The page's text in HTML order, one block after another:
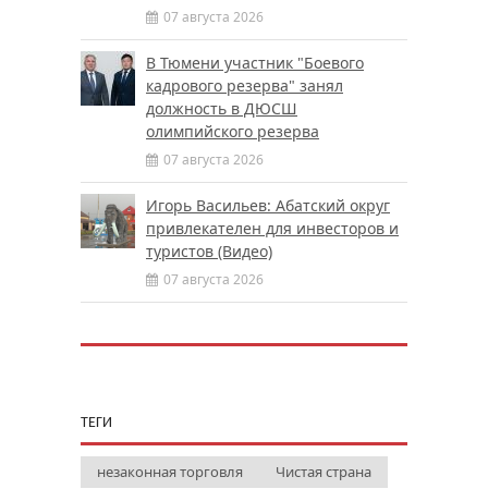
07 августа 2026
В Тюмени участник "Боевого
кадрового резерва" занял
должность в ДЮСШ
олимпийского резерва
07 августа 2026
Игорь Васильев: Абатский округ
привлекателен для инвесторов и
туристов (Видео)
07 августа 2026
ТЕГИ
незаконная торговля
Чистая страна